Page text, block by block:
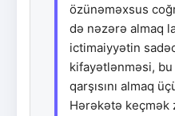
özünəməxsus
də nəzərə almaq
ictimaiyyətin
kifayətlənməsi,
qarşısını almaq
Hərəkətə keçmək